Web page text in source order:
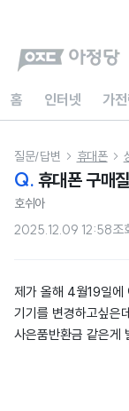
홈 인터넷 가
질문/답변  휴대폰 
Q. 휴대폰 구매
호쉬아
2025.12.09 12:58조
제가 올해 4월19일에
기기를 변경하고싶은
사은품반환금 같은게